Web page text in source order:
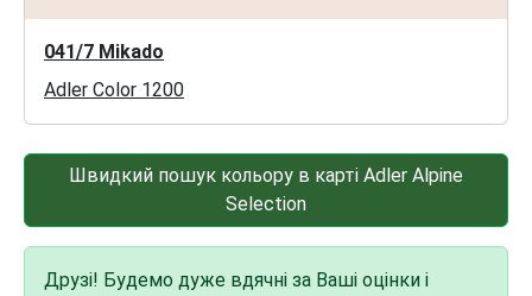
041/7 Mikado
Adler Color 1200
Швидкий пошук кольору в карті Adler Alpine
Selection
Друзі! Будемо дуже вдячні за Ваші оцінки і